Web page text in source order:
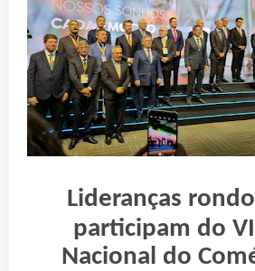
Lideranças
participam do
Nacional do